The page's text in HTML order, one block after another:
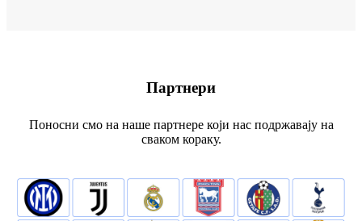
Партнери
Поносни смо на наше партнере који нас подржавају на
сваком кораку.